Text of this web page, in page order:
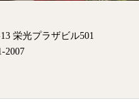
栄光プラザビル501
2007